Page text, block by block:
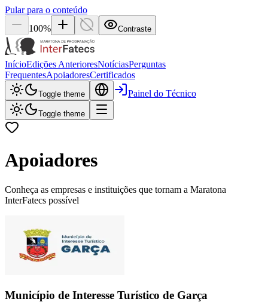
Pular para o conteúdo
100% Contraste
InícioEdições AnterioresNotíciasPerguntas
FrequentesApoiadoresCertificados
Toggle theme Painel do Técnico
Toggle theme
Apoiadores
Conheça as empresas e instituições que tornam a Maratona
InterFatecs possível
Município de Interesse Turístico de Garça